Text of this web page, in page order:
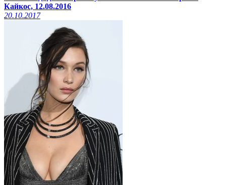
Кайкос, 12.08.2016
20.10.2017